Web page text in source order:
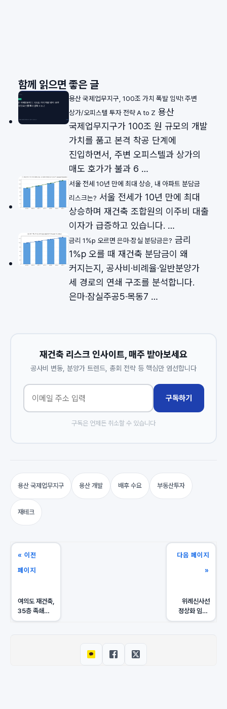
함께 읽으면 좋은 글
용산 국제업무지구, 100조 가치 폭발 임박! 주변
상가/오피스텔 투자 전략 A to Z 용산
국제업무지구가 100조 원 규모의 개발
가치를 품고 본격 착공 단계에
진입하면서, 주변 오피스텔과 상가의
매도 호가가 불과 6 …
서울 전세 10년 만에 최대 상승, 내 아파트 분담금
리스크는? 서울 전세가 10년 만에 최대
상승하며 재건축 조합원의 이주비 대출
이자가 급증하고 있습니다. …
금리 1%p 오르면 은마·잠실 분담금은? 금리
1%p 오를 때 재건축 분담금이 왜
커지는지, 공사비·비례율·일반분양가
세 경로의 연쇄 구조를 분석합니다.
은마·잠실주공5·목동7 …
재건축 리스크 인사이트, 매주 받아보세요
공사비 변동, 분양가 트렌드, 총회 전략 등 핵심만 엄선합니다
구독하기
구독은 언제든 취소할 수 있습니다
용산 국제업무지구 용산 개발 배후 수요 부동산투자
재테크
« 이전
페이지
여의도 재건축,
35층 족쇄
풀리자 사업성
다음 페이지
»
위례신사선
정상화 임박:
강남 직결